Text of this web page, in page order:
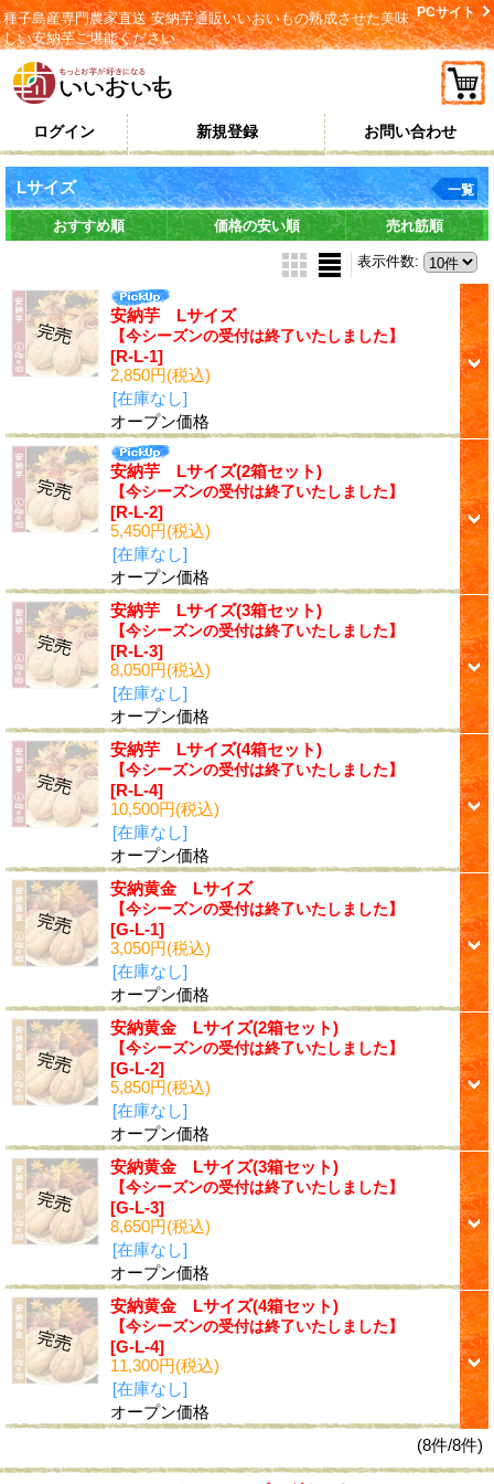
種子島産専門農家直送 安納芋通販いいおいもの熟成させた美味
しい安納芋ご堪能ください
PCサイト
ログイン 新規登録 お問い合わせ
Lサイズ 一覧
おすすめ順 価格の安い順 売れ筋順
表示件数:
安納芋 Lサイズ
【今シーズンの受付は終了いたしました】
[R-L-1]
2,850円(税込)
[在庫なし]
オープン価格
安納芋 Lサイズ(2箱セット)
【今シーズンの受付は終了いたしました】
[R-L-2]
5,450円(税込)
[在庫なし]
オープン価格
安納芋 Lサイズ(3箱セット)
【今シーズンの受付は終了いたしました】
[R-L-3]
8,050円(税込)
[在庫なし]
オープン価格
安納芋 Lサイズ(4箱セット)
【今シーズンの受付は終了いたしました】
[R-L-4]
10,500円(税込)
[在庫なし]
オープン価格
安納黄金 Lサイズ
【今シーズンの受付は終了いたしました】
[G-L-1]
3,050円(税込)
[在庫なし]
オープン価格
安納黄金 Lサイズ(2箱セット)
【今シーズンの受付は終了いたしました】
[G-L-2]
5,850円(税込)
[在庫なし]
オープン価格
安納黄金 Lサイズ(3箱セット)
【今シーズンの受付は終了いたしました】
[G-L-3]
8,650円(税込)
[在庫なし]
オープン価格
安納黄金 Lサイズ(4箱セット)
【今シーズンの受付は終了いたしました】
[G-L-4]
11,300円(税込)
[在庫なし]
オープン価格
(8件/8件)